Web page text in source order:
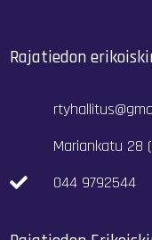
Rajatiedon
Mariankatu 28
044 9792544